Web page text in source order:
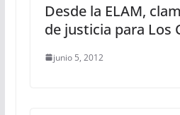
Desde la ELAM,
de justicia para Los
junio 5, 2012